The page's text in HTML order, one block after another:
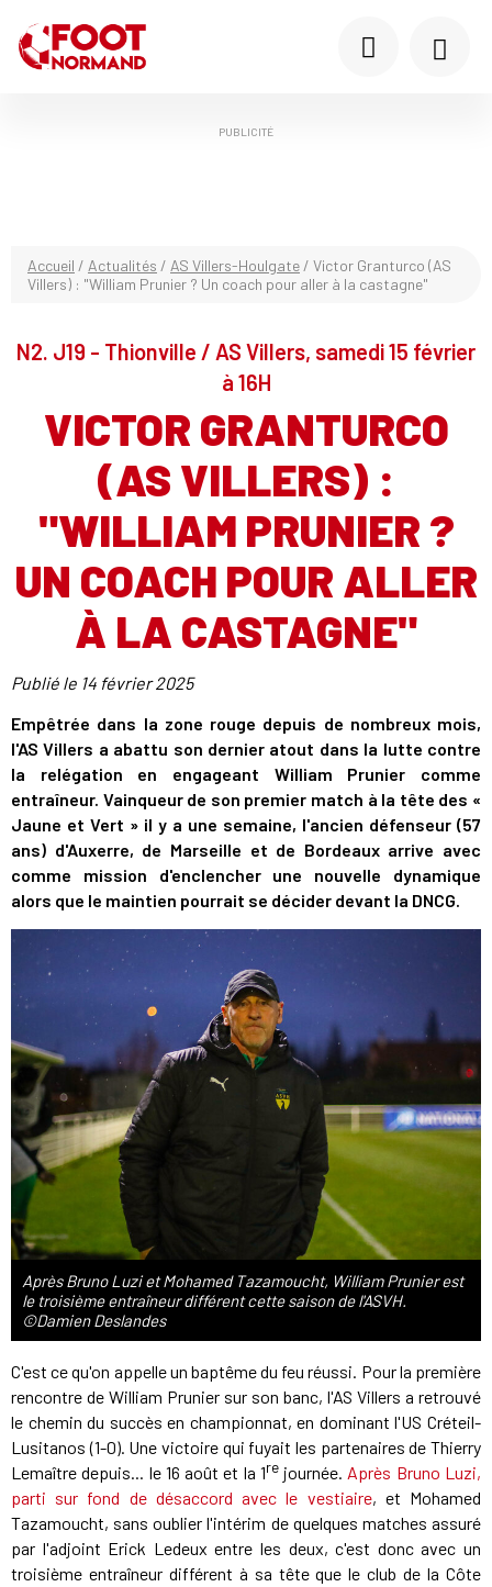
PUBLICITÉ
Accueil / Actualités / AS Villers-Houlgate / Victor Granturco (AS
Villers) : "William Prunier ? Un coach pour aller à la castagne"
N2. J19 - Thionville / AS Villers, samedi 15 février
à 16H
VICTOR GRANTURCO
(AS VILLERS) :
"WILLIAM PRUNIER ?
UN COACH POUR ALLER
À LA CASTAGNE"
Publié le 14 février 2025
Empêtrée dans la zone rouge depuis de nombreux mois,
l'AS Villers a abattu son dernier atout dans la lutte contre
la relégation en engageant William Prunier comme
entraîneur. Vainqueur de son premier match à la tête des «
Jaune et Vert » il y a une semaine, l'ancien défenseur (57
ans) d'Auxerre, de Marseille et de Bordeaux arrive avec
comme mission d'enclencher une nouvelle dynamique
alors que le maintien pourrait se décider devant la DNCG.
Après Bruno Luzi et Mohamed Tazamoucht, William Prunier est
le troisième entraîneur différent cette saison de l'ASVH.
©Damien Deslandes
C'est ce qu'on appelle un baptême du feu réussi. Pour la première
rencontre de William Prunier sur son banc, l'AS Villers a retrouvé
le chemin du succès en championnat, en dominant l'US Créteil-
Lusitanos (1-0). Une victoire qui fuyait les partenaires de Thierry
Lemaître depuis... le 16 août et la 1rejournée. Après Bruno Luzi,
parti sur fond de désaccord avec le vestiaire, et Mohamed
Tazamoucht, sans oublier l'intérim de quelques matches assuré
par l'adjoint Erick Ledeux entre les deux, c'est donc avec un
troisième entraîneur différent à sa tête que le club de la Côte